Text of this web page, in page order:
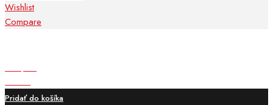
Wishlist
Compare
Pridať do košíka